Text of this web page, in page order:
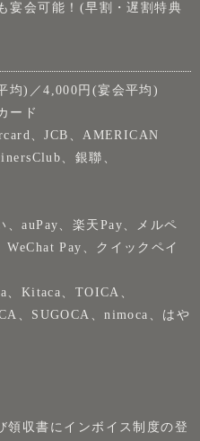
宴会可能！(早割・遅割特典
均)／4,000円(宴会平均)
ード
、JCB、AMERICAN
、銀聯、
、auPay、楽天Pay、メルペ
Pay、クイックペイ
、Kitaca、TOICA、
、SUGOCA、nimoca、はや
領収書にインボイス制度の登